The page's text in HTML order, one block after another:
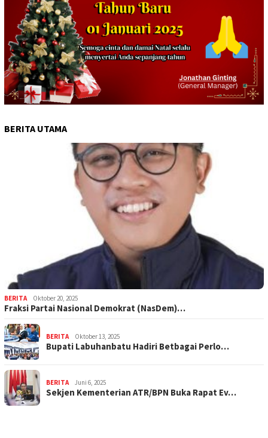
BERITA UTAMA
BERITA Oktober 20, 2025
Fraksi Partai Nasional Demokrat (NasDem)…
BERITA Oktober 13, 2025
Bupati Labuhanbatu Hadiri Betbagai Perlo…
BERITA Juni 6, 2025
Sekjen Kementerian ATR/BPN Buka Rapat Ev…